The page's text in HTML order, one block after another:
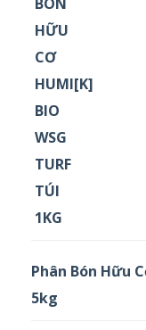
Phân Bón Hữu
5kg